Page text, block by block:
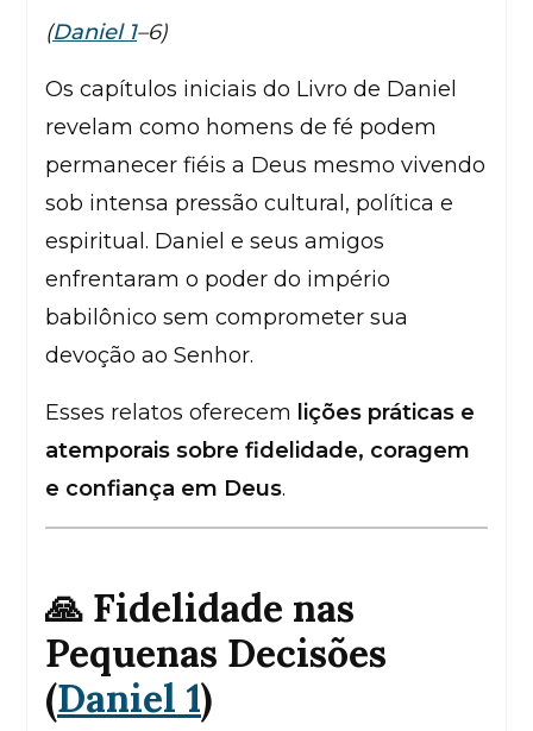
(Daniel 1–6)
Os capítulos iniciais do Livro de Daniel
revelam como homens de fé podem
permanecer fiéis a Deus mesmo vivendo
sob intensa pressão cultural, política e
espiritual. Daniel e seus amigos
enfrentaram o poder do império
babilônico sem comprometer sua
devoção ao Senhor.
Esses relatos oferecem lições práticas e
atemporais sobre fidelidade, coragem
e confiança em Deus.
🙏 Fidelidade nas
Pequenas Decisões
(Daniel 1)